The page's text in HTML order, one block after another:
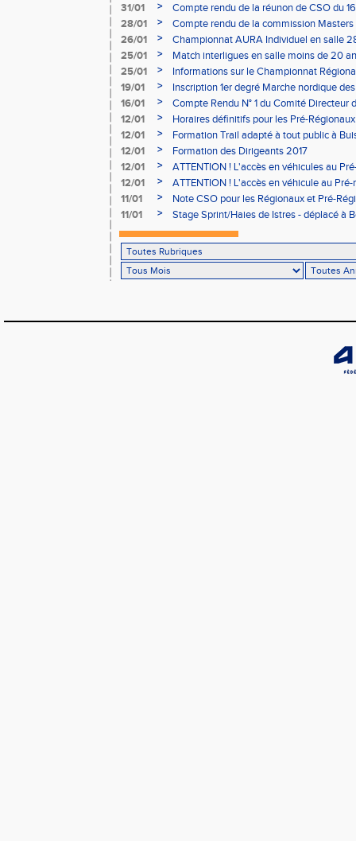
- le 12 février
31/01 >
Compte rendu de la réunon de CSO du
28/01
>
Compte rendu de la commission
à Bourgoin
26/01 >
Championnat AURA Individuel en salle
25/01
>
Match interligues en salle moins de 20
25/01
>
Informations sur le Championnat
05/02
19/01 >
Inscription 1er degré Marche nordique
03/02 (sous condition)
16/01 >
Compte Rendu N° 1 du Comité Directeur
12/01
>
Horaires définitifs pour les Pré-
Aubière
12/01 >
Formation Trail adapté à tout public à
12/01
>
Formation des Dirigeants 2017
12/01
>
ATTENTION ! L'accès en véhicules au
Bains sera réglementé
12/01 >
ATTENTION ! L'accès en véhicule au
Bains sera réglementé
11/01 >
Note CSO pour les Régionaux et Pré-
11/01
> Stage Sprint/Haies de Istres - déplacé à